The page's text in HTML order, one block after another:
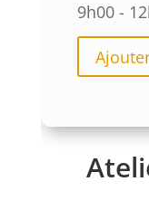
9h00 -